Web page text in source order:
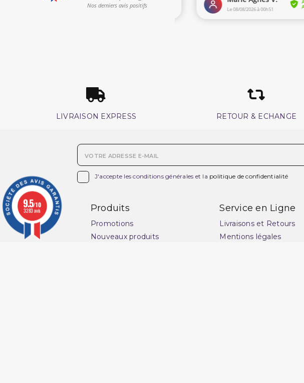
LIVRAISON EXPRESS RETOUR & ECHANGE
J'accepte les conditions générales et la politique de confidentialité
Produits
Promotions
Nouveaux produits
Service en Ligne
Livraisons et Retours
Mentions légales
9.5/10
3283 avis